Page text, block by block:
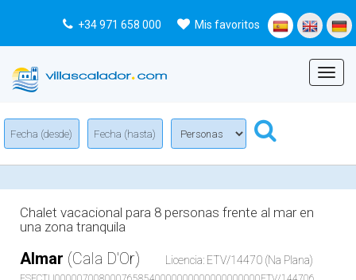
Mis favoritos
+34 971 658 000
Menu
Chalet vacacional para 8 personas frente al mar en
una zona tranquila
Almar (Cala D'Or) Licencia: ETV/14470 (Na Plana)